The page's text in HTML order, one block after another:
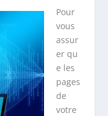
Pour
vous
assur
er qu
e les
pages
de
votre